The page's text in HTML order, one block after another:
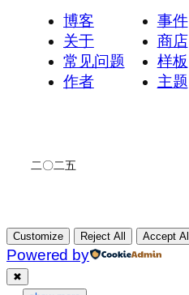
博客
关于
常见问题
作者
事件
商店
样板
主题
二〇二五
Customize Reject All Accept All
Powered by
✖